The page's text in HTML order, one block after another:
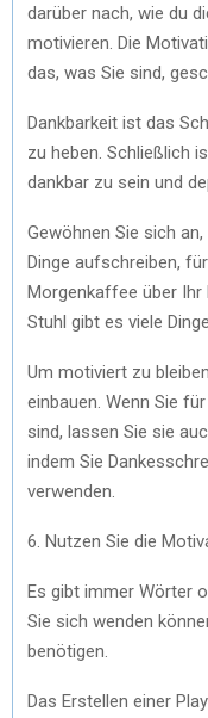
darüber nach, wie du
motivieren. Die
das, was Sie sind,
Dankbarkeit ist das
zu heben. Schließlich
dankbar zu sein und
Gewöhnen Sie sich
Dinge aufschreiben,
Morgenkaffee über Ihr
Stuhl gibt es viele
Um motiviert zu
einbauen. Wenn Sie
sind, lassen Sie sie
indem Sie
verwenden.
6. Nutzen Sie die
Es gibt immer Wörter
Sie sich wenden
benötigen.
Das Erstellen einer